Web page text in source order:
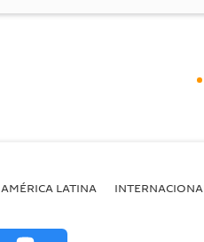
AMÉRICA LATINA